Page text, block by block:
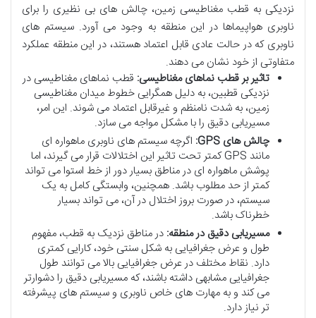
نزدیکی به قطب مغناطیسی زمین، چالش های بی نظیری را برای
ناوبری هواپیماها در این منطقه به وجود می آورد. سیستم های
ناوبری که در حالت عادی قابل اعتماد هستند، در این منطقه عملکرد
متفاوتی از خود نشان می دهند.
تاثیر بر قطب نماهای مغناطیسی: قطب نماهای مغناطیسی در
نزدیکی قطبین، به دلیل همگرایی خطوط میدان مغناطیسی
زمین، به شدت نامنظم و غیرقابل اعتماد می شوند. این امر،
مسیریابی دقیق را با مشکل مواجه می سازد.
چالش های GPS:
اگرچه سیستم های ناوبری ماهواره ای
مانند GPS کمتر تحت تاثیر این اختلالات قرار می گیرند، اما
پوشش ماهواره ای در مناطق بسیار دور از خط استوا می تواند
کمتر از حد مطلوب باشد. همچنین، وابستگی کامل به یک
سیستم، در صورت بروز اختلال در آن، می تواند بسیار
خطرناک باشد.
مسیریابی دقیق در منطقه: در مناطق نزدیک به قطب، مفهوم
طول و عرض جغرافیایی به شکل سنتی خود، کارایی کمتری
دارد. نقاط مختلف در عرض جغرافیایی بالا می توانند طول
جغرافیایی مشابهی داشته باشند، که مسیریابی دقیق را دشوارتر
می کند و به مهارت های خاص ناوبری و سیستم های پیشرفته
تر نیاز دارد.